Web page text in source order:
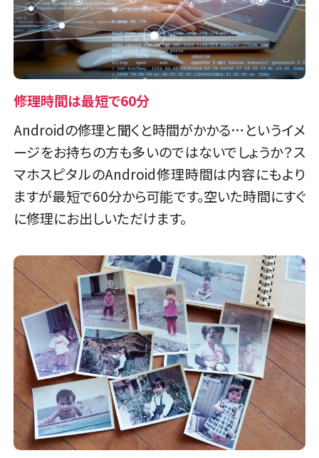
修理時間は最短で60分
Androidの修理と聞くと時間がかかる…というイメ
ージをお持ちの方も多いのではないでしょうか？ス
マホスピタルのAndroid修理時間は内容にもより
ますが最短で60分から可能です。空いた時間にすぐ
に修理にお出しいただけます。